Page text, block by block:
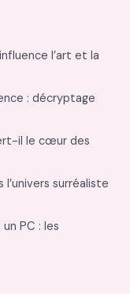
l’art et la
: décryptage
il le cœur des
surréaliste
PC : les